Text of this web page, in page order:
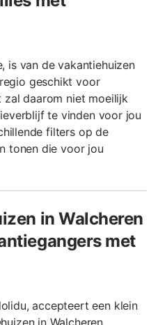
is van de vakantiehuizen
geschikt voor
zal daarom niet moeilijk
te vinden voor jou
filters op de
tonen die voor jou
in Walcheren
met
accepteert een klein